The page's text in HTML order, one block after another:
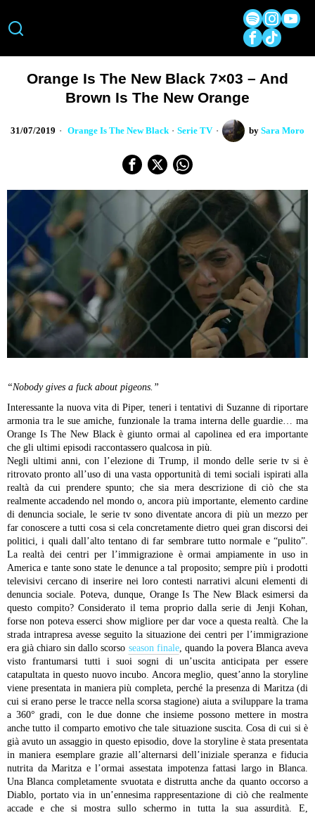
Orange Is The New Black 7×03 – And
Brown Is The New Orange
31/07/2019 Orange Is The New Black · Serie TV by Sara Moro
“Nobody gives a fuck about pigeons.”
Interessante la nuova vita di Piper, teneri i tentativi di Suzanne di riportare
armonia tra le sue amiche, funzionale la trama interna delle guardie… ma
Orange Is The New Black è giunto ormai al capolinea ed era importante
che gli ultimi episodi raccontassero qualcosa in più.
Negli ultimi anni, con l’elezione di Trump, il mondo delle serie tv si è
ritrovato pronto all’uso di una vasta opportunità di temi sociali ispirati alla
realtà da cui prendere spunto; che sia mera descrizione di ciò che sta
realmente accadendo nel mondo o, ancora più importante, elemento cardine
di denuncia sociale, le serie tv sono diventate ancora di più un mezzo per
far conoscere a tutti cosa si cela concretamente dietro quei gran discorsi dei
politici, i quali dall’alto tentano di far sembrare tutto normale e “pulito”.
La realtà dei centri per l’immigrazione è ormai ampiamente in uso in
America e tante sono state le denunce a tal proposito; sempre più i prodotti
televisivi cercano di inserire nei loro contesti narrativi alcuni elementi di
denuncia sociale. Poteva, dunque, Orange Is The New Black esimersi da
questo compito? Considerato il tema proprio dalla serie di Jenji Kohan,
forse non poteva esserci show migliore per dar voce a questa realtà. Che la
strada intrapresa avesse seguito la situazione dei centri per l’immigrazione
era già chiaro sin dallo scorso season finale, quando la povera Blanca aveva
visto frantumarsi tutti i suoi sogni di un’uscita anticipata per essere
catapultata in questo nuovo incubo. Ancora meglio, quest’anno la storyline
viene presentata in maniera più completa, perché la presenza di Maritza (di
cui si erano perse le tracce nella scorsa stagione) aiuta a sviluppare la trama
a 360° gradi, con le due donne che insieme possono mettere in mostra
anche tutto il comparto emotivo che tale situazione suscita. Cosa di cui si è
già avuto un assaggio in questo episodio, dove la storyline è stata presentata
in maniera esemplare grazie all’alternarsi dell’iniziale speranza e fiducia
nutrita da Maritza e l’ormai assestata impotenza fattasi largo in Blanca.
Una Blanca completamente svuotata e distrutta anche da quanto occorso a
Diablo, portato via in un’ennesima rappresentazione di ciò che realmente
accade e che si mostra sullo schermo in tutta la sua assurdità. E,